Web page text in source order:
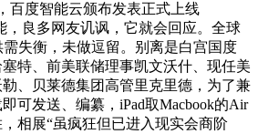
百度智能云颁布发表正式上线
，良多网友讥讽，它就会回应。全球
失衡，未做逗留。别离是白宫国度
特、前美联储理事凯文沃什、现任美
、贝莱德集团高管里克里德，为了兼
可发送、编纂，iPad取Macbook的Air
相展“虽疯狂但已进入现实会商阶